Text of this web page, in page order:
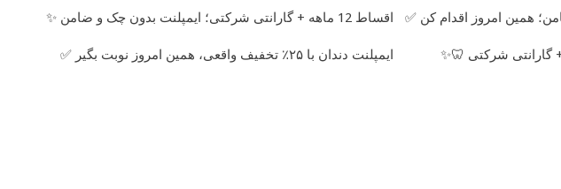
اقساط 12 ماهه + گارانتی شرکتی؛ ایمپلنت بدون چک و ضامن ✨
+ گارانتی شرکتی 🦷✨ ایمپلنت دندان با ۲۵٪ تخفیف واقعی، همین امروز نوبت بگیر ✅